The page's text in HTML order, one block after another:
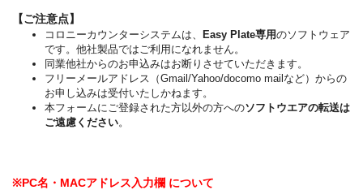
【ご注意点】
コロニーカウンターシステムは、 Easy Plate専用のソフトウェア
です。他社製品ではご利用になれません。
同業他社からのお申込みはお断りさせていただきます。
フリーメールアドレス（Gmail/Yahoo/docomo mailなど）からの
お申し込みは受付いたしかねます。
本フォームにご登録された方以外の方へのソフトウエアの転送は
ご遠慮ください。
※PC名・MACアドレス入力欄 について